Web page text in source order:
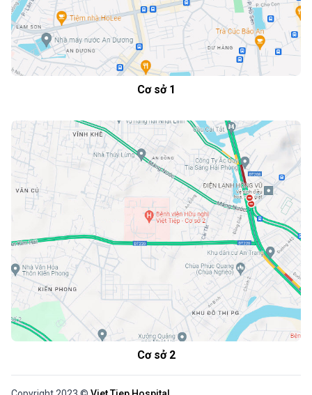
Cơ sở 1
Cơ sở 2